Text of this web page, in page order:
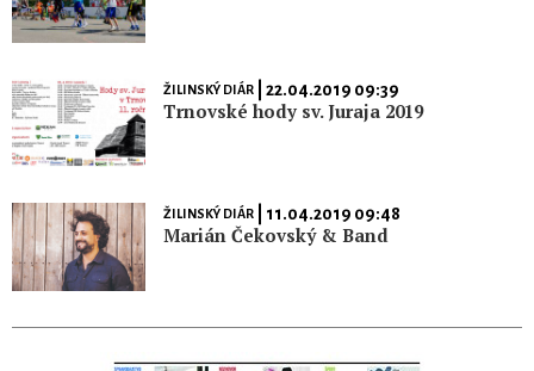
ŽILINSKÝ DIÁR| 22.04.2019 09:39
Trnovské hody sv. Juraja 2019
ŽILINSKÝ DIÁR| 11.04.2019 09:48
Marián Čekovský & Band